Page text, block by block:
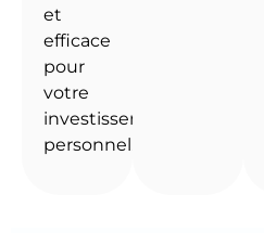
et
efficace
pour
votre
investissement
personnel.